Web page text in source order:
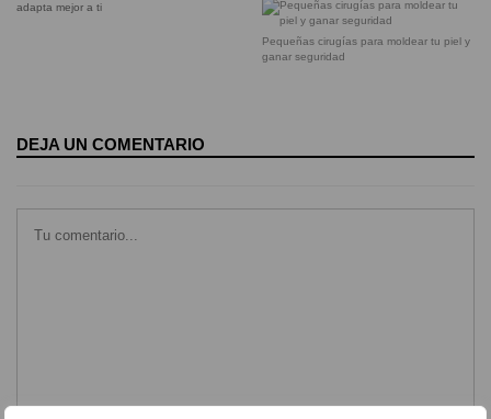
adapta mejor a ti
Pequeñas cirugías para moldear tu piel y
ganar seguridad
DEJA UN COMENTARIO